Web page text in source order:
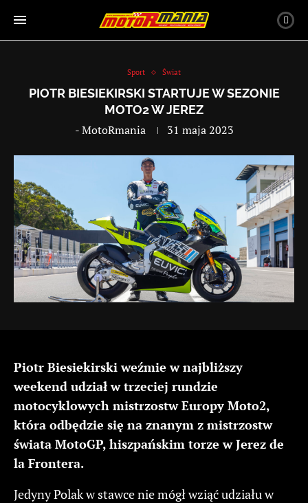
Sport Świat
PIOTR BIESIEKIRSKI STARTUJE W SEZONIE
MOTO2 W JEREZ
-MotoRmania 31 maja 2023
Piotr Biesiekirski weźmie w najbliższy
weekend udział w trzeciej rundzie
motocyklowych mistrzostw Europy Moto2,
która odbędzie się na znanym z mistrzostw
świata MotoGP, hiszpańskim torze w Jerez de
la Frontera.
Jedyny Polak w stawce nie mógł wziąć udziału w